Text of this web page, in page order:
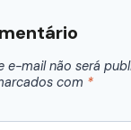
e-mail não será
com *